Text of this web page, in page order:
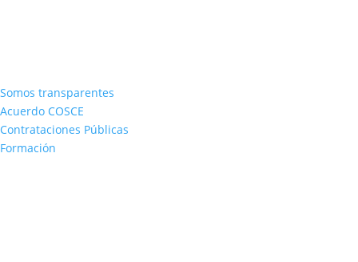
Somos transparentes
Acuerdo COSCE
Contrataciones Públicas
Formación